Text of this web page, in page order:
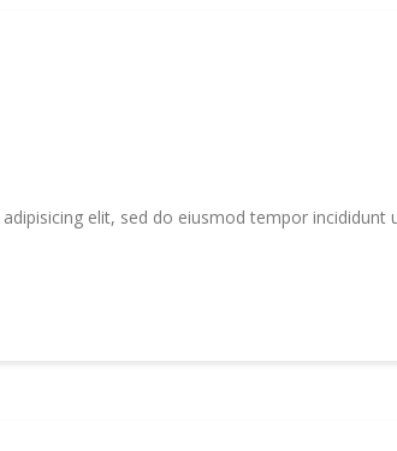
elit, sed do eiusmod tempor incididunt